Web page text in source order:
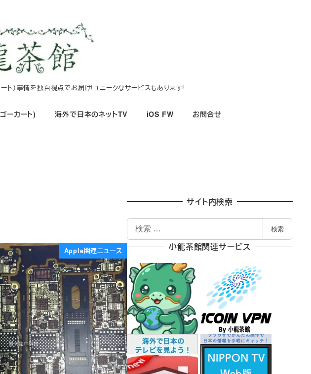
ト）事情を独自視点でお届け!ユニークなサービスもあります!
ーカート) 海外で日本のネットTV iOS FW お問合せ
Apple関連ニュース
サイト内検索
索
検索
小龍茶館関連サービス